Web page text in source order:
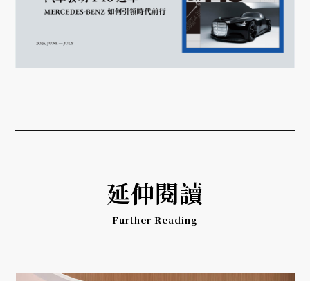
延伸閱讀
Further Reading